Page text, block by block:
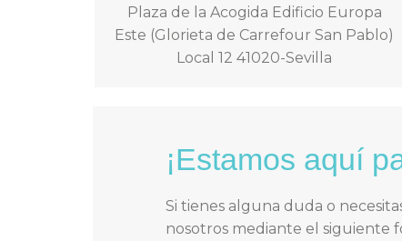
Plaza de la Acogida Edificio Europa
Este (Glorieta de Carrefour San Pablo)
Local 12 41020-Sevilla
¡Estamos aquí
Si tienes alguna duda o
nosotros mediante el siguiente